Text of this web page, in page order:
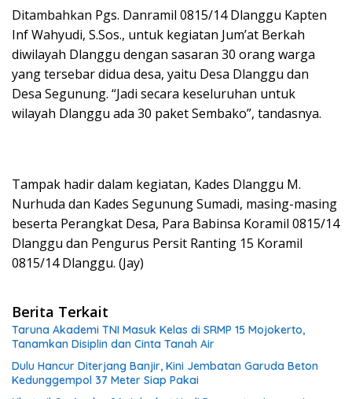
Ditambahkan Pgs. Danramil 0815/14 Dlanggu Kapten
Inf Wahyudi, S.Sos., untuk kegiatan Jum’at Berkah
diwilayah Dlanggu dengan sasaran 30 orang warga
yang tersebar didua desa, yaitu Desa Dlanggu dan
Desa Segunung. “Jadi secara keseluruhan untuk
wilayah Dlanggu ada 30 paket Sembako”, tandasnya.
Tampak hadir dalam kegiatan, Kades Dlanggu M.
Nurhuda dan Kades Segunung Sumadi, masing-masing
beserta Perangkat Desa, Para Babinsa Koramil 0815/14
Dlanggu dan Pengurus Persit Ranting 15 Koramil
0815/14 Dlanggu. (Jay)
Berita Terkait
Taruna Akademi TNI Masuk Kelas di SRMP 15 Mojokerto,
Tanamkan Disiplin dan Cinta Tanah Air
Dulu Hancur Diterjang Banjir, Kini Jembatan Garuda Beton
Kedunggempol 37 Meter Siap Pakai